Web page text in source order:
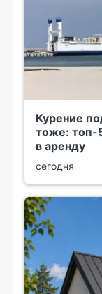
Курение
тоже: топ-
в аренду
сегодня